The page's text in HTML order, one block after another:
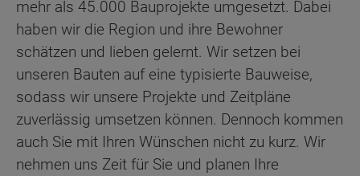
mehr als 45.000 Bauprojekte umgesetzt. Dabei
haben wir die Region und ihre Bewohner
schätzen und lieben gelernt. Wir setzen bei
unseren Bauten auf eine typisierte Bauweise,
sodass wir unsere Projekte und Zeitpläne
zuverlässig umsetzen können. Dennoch kommen
auch Sie mit Ihren Wünschen nicht zu kurz. Wir
nehmen uns Zeit für Sie und planen Ihre